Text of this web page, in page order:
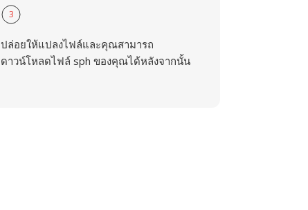
3
ปล่อยให้แปลงไฟล์และคุณสามารถ
ดาวน์โหลดไฟล์ sph ของคุณได้หลังจากนั้น